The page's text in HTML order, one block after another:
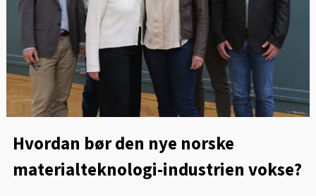
Hvordan bør den nye norske
materialteknologi-industrien vokse?